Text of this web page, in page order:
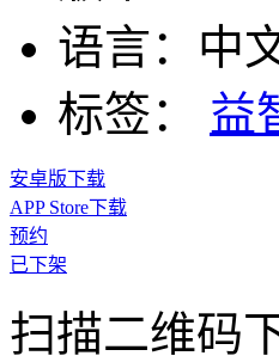
语言： 中
标签：
益
安卓版下载
APP Store下载
预约
已下架
扫描二维码